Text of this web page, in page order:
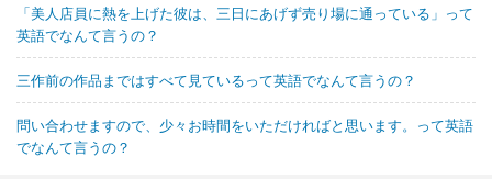
「美人店員に熱を上げた彼は、三日にあげず売り場に通っている」って
英語でなんて言うの？
三作前の作品まではすべて見ているって英語でなんて言うの？
問い合わせますので、少々お時間をいただければと思います。って英語
でなんて言うの？